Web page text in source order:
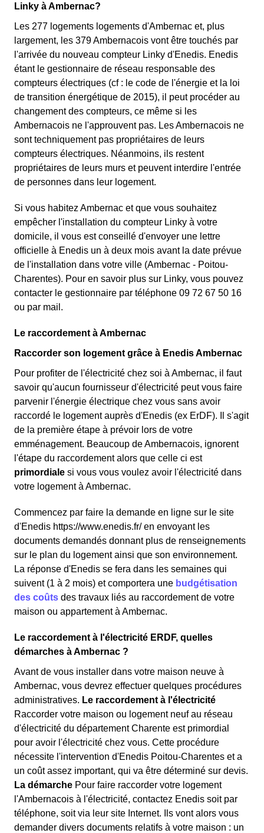
Linky à Ambernac?
Les 277 logements logements d'Ambernac et, plus
largement, les 379 Ambernacois vont être touchés par
l'arrivée du nouveau compteur Linky d'Enedis. Enedis
étant le gestionnaire de réseau responsable des
compteurs électriques (cf : le code de l'énergie et la loi
de transition énergétique de 2015), il peut procéder au
changement des compteurs, ce même si les
Ambernacois ne l'approuvent pas. Les Ambernacois ne
sont techniquement pas propriétaires de leurs
compteurs électriques. Néanmoins, ils restent
propriétaires de leurs murs et peuvent interdire l'entrée
de personnes dans leur logement.
Si vous habitez Ambernac et que vous souhaitez
empêcher l'installation du compteur Linky à votre
domicile, il vous est conseillé d'envoyer une lettre
officielle à Enedis un à deux mois avant la date prévue
de l'installation dans votre ville (Ambernac - Poitou-
Charentes). Pour en savoir plus sur Linky, vous pouvez
contacter le gestionnaire par téléphone 09 72 67 50 16
ou par mail.
Le raccordement à Ambernac
Raccorder son logement grâce à Enedis Ambernac
Pour profiter de l'électricité chez soi à Ambernac, il faut
savoir qu'aucun fournisseur d'électricité peut vous faire
parvenir l'énergie électrique chez vous sans avoir
raccordé le logement auprès d'Enedis (ex ErDF). Il s'agit
de la première étape à prévoir lors de votre
emménagement. Beaucoup de Ambernacois, ignorent
l'étape du raccordement alors que celle ci est
primordiale si vous vous voulez avoir l'électricité dans
votre logement à Ambernac.
Commencez par faire la demande en ligne sur le site
d'Enedis https://www.enedis.fr/ en envoyant les
documents demandés donnant plus de renseignements
sur le plan du logement ainsi que son environnement.
La réponse d'Enedis se fera dans les semaines qui
suivent (1 à 2 mois) et comportera une budgétisation
des coûts des travaux liés au raccordement de votre
maison ou appartement à Ambernac.
Le raccordement à l'électricité ERDF, quelles
démarches à Ambernac ?
Avant de vous installer dans votre maison neuve à
Ambernac, vous devrez effectuer quelques procédures
administratives. Le raccordement à l'électricité
Raccorder votre maison ou logement neuf au réseau
d'électricité du département Charente est primordial
pour avoir l'électricité chez vous. Cette procédure
nécessite l'intervention d'Enedis Poitou-Charentes et a
un coût assez important, qui va être déterminé sur devis.
La démarche Pour faire raccorder votre logement
l'Ambernacois à l'électricité, contactez Enedis soit par
téléphone, soit via leur site Internet. Ils vont alors vous
demander divers documents relatifs à votre maison : un